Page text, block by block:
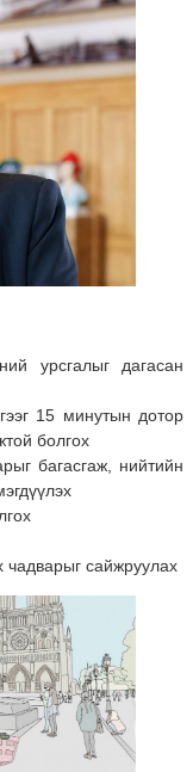
урсгалыг дагасан
15 минутын дотор
болгох
багасгаж, нийтийн
чадварыг сайжруулах